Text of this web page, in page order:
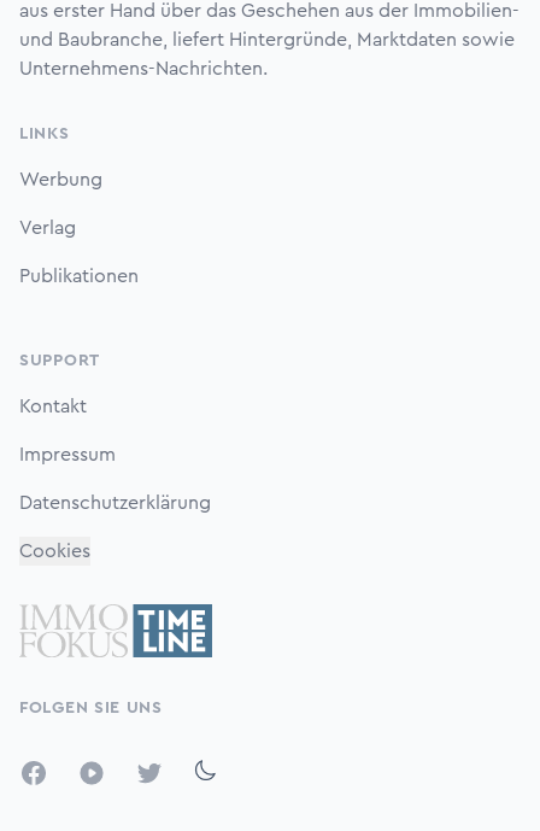
aus erster Hand über das Geschehen aus der Immobilien-
und Baubranche, liefert Hintergründe, Marktdaten sowie
Unternehmens-Nachrichten.
LINKS
Werbung
Verlag
Publikationen
SUPPORT
Kontakt
Impressum
Datenschutzerklärung
Cookies
FOLGEN SIE UNS
FacebookYouTubeTwitter